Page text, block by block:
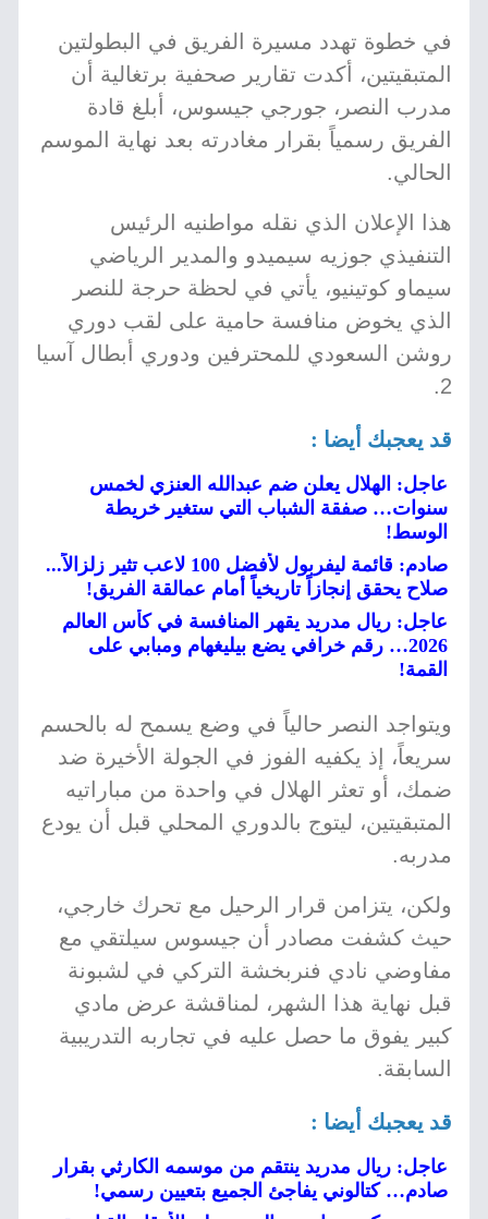
في خطوة تهدد مسيرة الفريق في البطولتين
المتبقيتين، أكدت تقارير صحفية برتغالية أن
مدرب النصر، جورجي جيسوس، أبلغ قادة
الفريق رسمياً بقرار مغادرته بعد نهاية الموسم
الحالي.
هذا الإعلان الذي نقله مواطنيه الرئيس
التنفيذي جوزيه سيميدو والمدير الرياضي
سيماو كوتينيو، يأتي في لحظة حرجة للنصر
الذي يخوض منافسة حامية على لقب دوري
روشن السعودي للمحترفين ودوري أبطال آسيا
2.
قد يعجبك أيضا :
عاجل: الهلال يعلن ضم عبدالله العنزي لخمس
سنوات… صفقة الشباب التي ستغير خريطة
الوسط!
صادم: قائمة ليفربول لأفضل 100 لاعب تثير زلزالاً...
صلاح يحقق إنجازاً تاريخياً أمام عمالقة الفريق!
عاجل: ريال مدريد يقهر المنافسة في كأس العالم
2026… رقم خرافي يضع بيليغهام ومبابي على
القمة!
ويتواجد النصر حالياً في وضع يسمح له بالحسم
سريعاً، إذ يكفيه الفوز في الجولة الأخيرة ضد
ضمك، أو تعثر الهلال في واحدة من مباراتيه
المتبقيتين، ليتوج بالدوري المحلي قبل أن يودع
مدربه.
ولكن، يتزامن قرار الرحيل مع تحرك خارجي،
حيث كشفت مصادر أن جيسوس سيلتقي مع
مفاوضي نادي فنربخشة التركي في لشبونة
قبل نهاية هذا الشهر، لمناقشة عرض مادي
كبير يفوق ما حصل عليه في تجاربه التدريبية
السابقة.
قد يعجبك أيضا :
عاجل: ريال مدريد ينتقم من موسمه الكارثي بقرار
صادم… كتالوني يفاجئ الجميع بتعيين رسمي!